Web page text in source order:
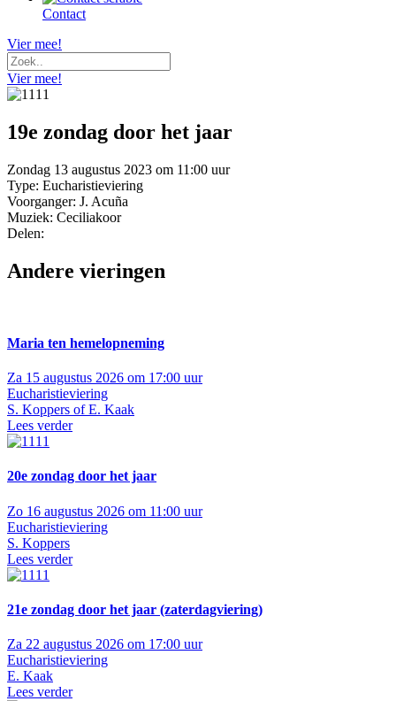
Contact
Vier mee!
Vier mee!
19e zondag door het jaar
Zondag 13 augustus 2023 om 11:00 uur
Type: Eucharistieviering
Voorganger: J. Acuña
Muziek: Ceciliakoor
Delen:
Andere vieringen
Maria ten hemelopneming
Za 15 augustus 2026 om 17:00 uur
Eucharistieviering
S. Koppers of E. Kaak
Lees verder
20e zondag door het jaar
Zo 16 augustus 2026 om 11:00 uur
Eucharistieviering
S. Koppers
Lees verder
21e zondag door het jaar (zaterdagviering)
Za 22 augustus 2026 om 17:00 uur
Eucharistieviering
E. Kaak
Lees verder